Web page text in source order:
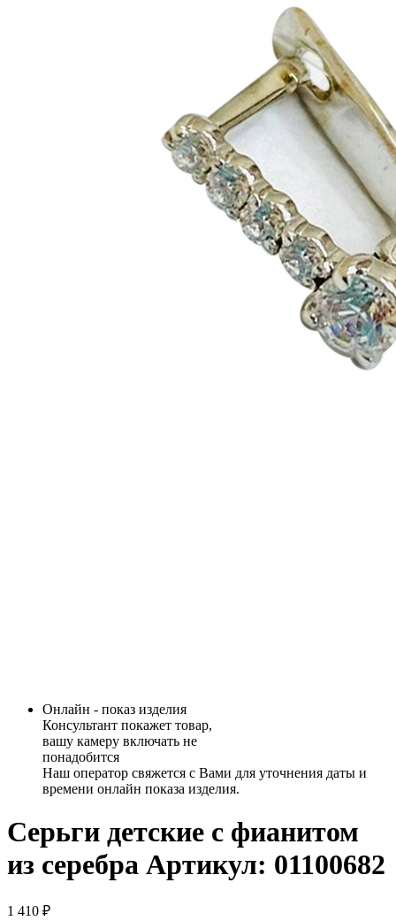
Онлайн - показ изделия
Консультант покажет товар,
вашу камеру включать не
понадобится
Наш оператор свяжется с Вами для уточнения даты и
времени онлайн показа изделия.
Серьги детские с фианитом
из серебра Артикул: 01100682
1 410 ₽